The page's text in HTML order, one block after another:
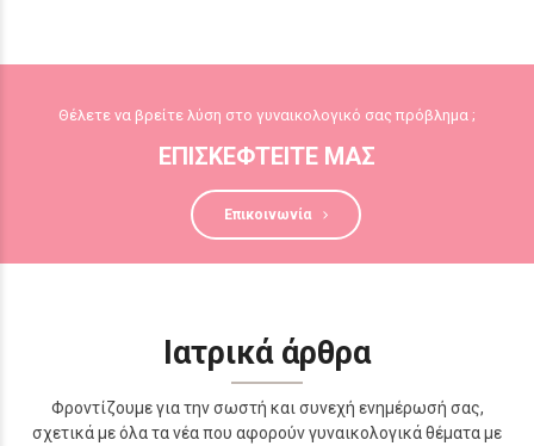
Θέλετε να βρείτε λύση στο γυναικολογικό σας πρόβλημα ;
ΕΠΙΣΚΕΦΤΕΙΤΕ ΜΑΣ
Επικοινωνία
Ιατρικά άρθρα
Φροντίζουμε για την σωστή και συνεχή ενημέρωσή σας,
σχετικά με όλα τα νέα που αφορούν γυναικολογικά θέματα με